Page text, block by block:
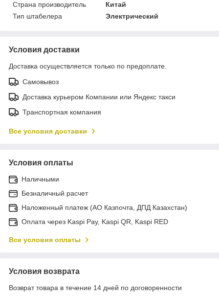
Страна производитель
Китай
Тип штабелера
Электрический
Условия доставки
Доставка осуществляется только по предоплате.
Самовывоз
Доставка курьером Компании или Яндекс такси
Транспортная компания
Все условия доставки
Условия оплаты
Наличными
Безналичный расчет
Наложенный платеж (АО Казпочта, ДПД Казахстан)
Оплата через Kaspi Pay, Kaspi QR, Kaspi RED
Все условия оплаты
Условия возврата
Возврат товара в течение 14 дней по договоренности